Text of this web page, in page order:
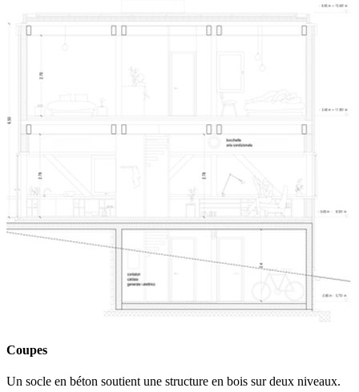
Coupes
Un socle en béton soutient une structure en bois sur deux niveaux.